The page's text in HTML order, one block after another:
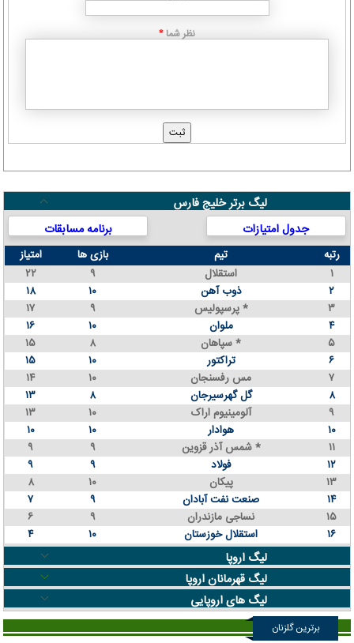
نظر شما *
لیگ برتر خلیج فارس
جدول امتیازات
برنامه مسابقات
رتبه تیم بازی ها
امتیاز
۱
استقلال ۹
۲۲
۲
ذوب آهن ۱۰
۱۸
۳
پرسپولیس * ۹
۱۷
۴
ملوان ۱۰
۱۶
۵
سپاهان * ۸
۱۵
۶
تراکتور ۱۰
۱۵
۷
مس رفسنجان ۱۰
۱۴
۸
گل گهرسیرجان ۸
۱۳
۹
آلومینیوم اراک ۱۰
۱۳
۱۰
هوادار ۱۰
۱۰
۱۱
شمس آذر قزوین * ۹
۹
۱۲
فولاد ۹
۹
۱۳
پیکان ۱۰
۸
۱۴
صنعت نفت آبادان ۹
۷
۱۵
نساجی مازندران ۹
۶
۱۶
استقلال خوزستان ۱۰ ۴
لیگ اروپا
لیگ قهرمانان اروپا
لیگ های اروپایی
برترین گلزنان